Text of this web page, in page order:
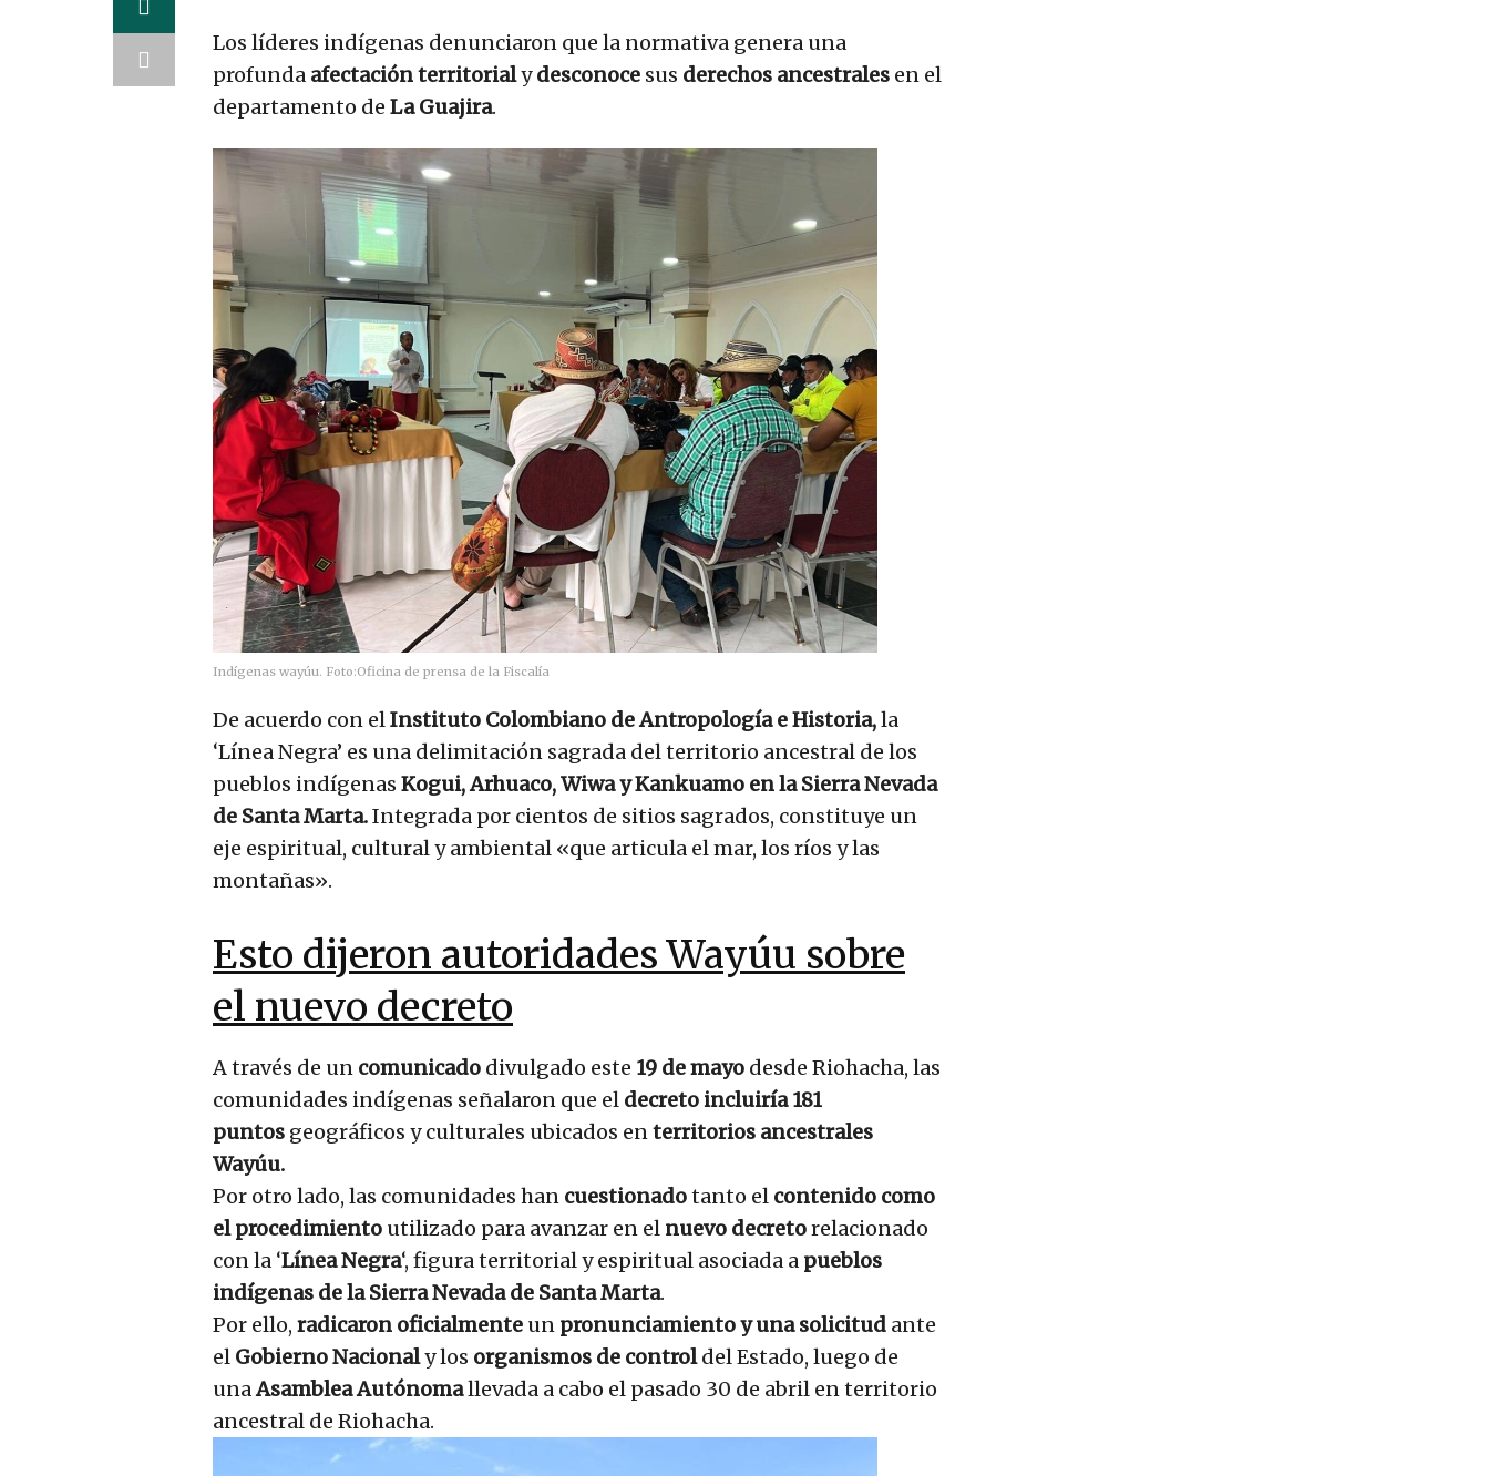
Los líderes indígenas denunciaron que la normativa genera una
profunda afectación territorialydesconoce sus derechos ancestrales en el
departamento de La Guajira.
Indígenas wayúu. Foto:Oficina de prensa de la Fiscalía
De acuerdo con el Instituto Colombiano de Antropología e Historia,la
‘Línea Negra’ es una delimitación sagrada del territorio ancestral de los
pueblos indígenas Kogui, Arhuaco, Wiwa y Kankuamo en la Sierra Nevada
de Santa Marta.Integrada por cientos de sitios sagrados, constituye un
eje espiritual, cultural y ambiental «que articula el mar, los ríos y las
montañas».
Esto dijeron autoridades Wayúu sobre
el nuevo decreto
A través de un comunicado divulgado este 19 de mayo desde Riohacha, las
comunidades indígenas señalaron que el decreto incluiría 181
puntos geográficos y culturales ubicados enterritorios ancestrales
Wayúu.
Por otro lado, las comunidades han cuestionadotanto el contenido como
el procedimiento utilizado para avanzar en el nuevo decretorelacionado
con la ‘Línea Negra‘, figura territorial y espiritual asociada a pueblos
indígenas de la Sierra Nevada de Santa Marta.
Por ello, radicaron oficialmente un pronunciamiento y una solicitud ante
el Gobierno Nacionaly los organismos de controldel Estado, luego de
unaAsamblea Autónomallevada a cabo el pasado 30 de abril en territorio
ancestral de Riohacha.